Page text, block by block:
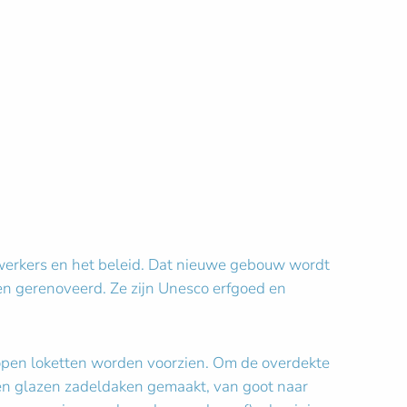
en het beleid. Dat nieuwe gebouw wordt
Ze zijn Unesco erfgoed en
loketten worden voorzien. Om de overdekte
glazen zadeldaken gemaakt, van goot naar